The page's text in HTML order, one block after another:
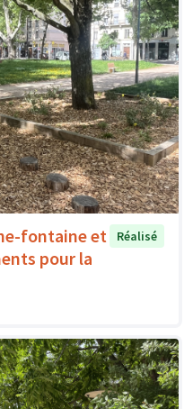
fontaine et
pour la
Réalisé